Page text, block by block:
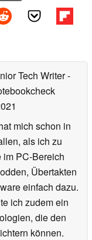
Tech Writer-
mich schon in
als ich zu
im PC-Bereich
Übertakten
einfach dazu.
ich zudem ein
die den
können.